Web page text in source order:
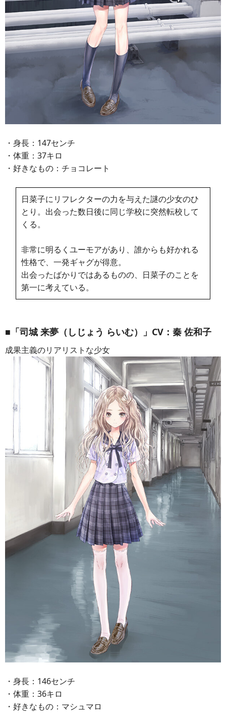
・身長：147センチ
・体重：37キロ
・好きなもの：チョコレート
日菜子にリフレクターの力を与えた謎の少女のひ
とり。出会った数日後に同じ学校に突然転校して
くる。
非常に明るくユーモアがあり、誰からも好かれる
性格で、一発ギャグが得意。
出会ったばかりではあるものの、日菜子のことを
第一に考えている。
■「司城 来夢（しじょう らいむ）」CV：秦 佐和子
成果主義のリアリストな少女
・身長：146センチ
・体重：36キロ
・好きなもの：マシュマロ